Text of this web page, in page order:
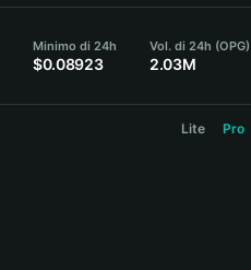
Minimo di 24h
$0.08923
Vol. di 24h (OPG)
2.03M
Lite Pro